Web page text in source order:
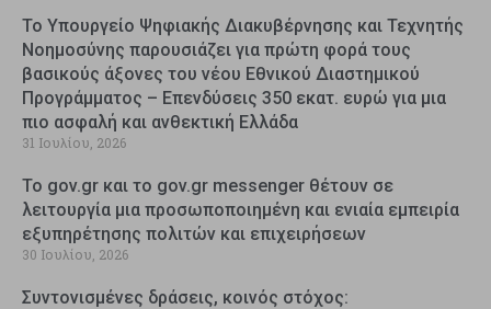
Το Υπουργείο Ψηφιακής Διακυβέρνησης και Τεχνητής
Νοημοσύνης παρουσιάζει για πρώτη φορά τους
βασικούς άξονες του νέου Εθνικού Διαστημικού
Προγράμματος – Επενδύσεις 350 εκατ. ευρώ για μια
πιο ασφαλή και ανθεκτική Ελλάδα
31 Ιουλίου, 2026
Το gov.gr και το gov.gr messenger θέτουν σε
λειτουργία μια προσωποποιημένη και ενιαία εμπειρία
εξυπηρέτησης πολιτών και επιχειρήσεων
30 Ιουλίου, 2026
Συντονισμένες δράσεις, κοινός στόχος: